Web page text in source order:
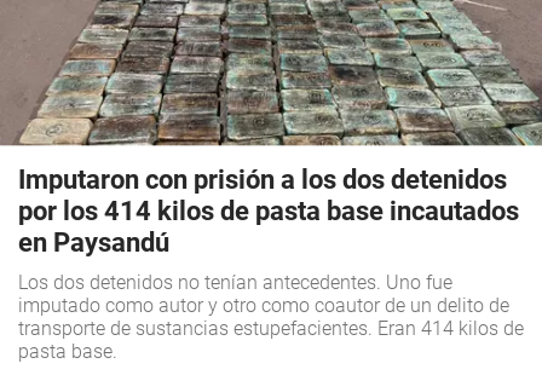
Imputaron con prisión a los dos detenidos
por los 414 kilos de pasta base incautados
en Paysandú
Los dos detenidos no tenían antecedentes. Uno fue
imputado como autor y otro como coautor de un delito de
transporte de sustancias estupefacientes. Eran 414 kilos de
pasta base.